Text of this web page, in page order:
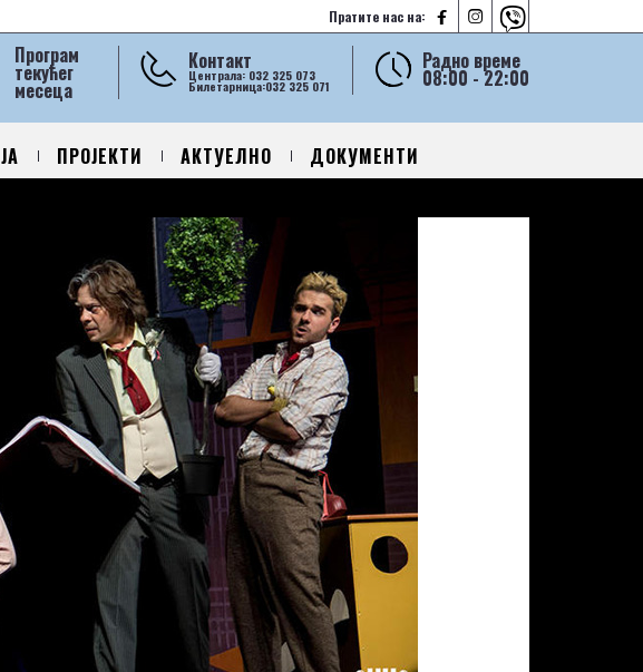
Пратите нас на:   
Радно време
08:00 - 22:00
Контакт
Централа: 032 325 073
Билетарница:032 325 071
Програм
текућег
месеца
ПРОЈЕКТИ АКТУЕЛНО ДОКУМЕНТИ